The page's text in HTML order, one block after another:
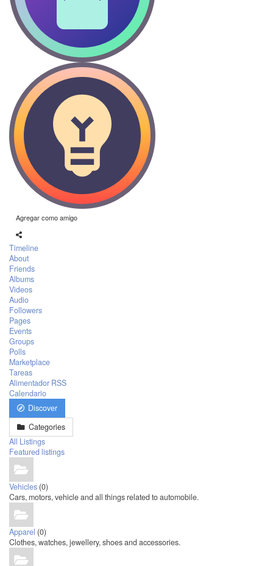
Agregar como amigo
Timeline
About
Friends
Albums
Videos
Audio
Followers
Pages
Events
Groups
Polls
Marketplace
Tareas
Alimentador RSS
Calendario
Discover
Categories
All Listings
Featured listings
Vehicles (0)
Cars, motors, vehicle and all things related to automobile.
Apparel (0)
Clothes, watches, jewellery, shoes and accessories.